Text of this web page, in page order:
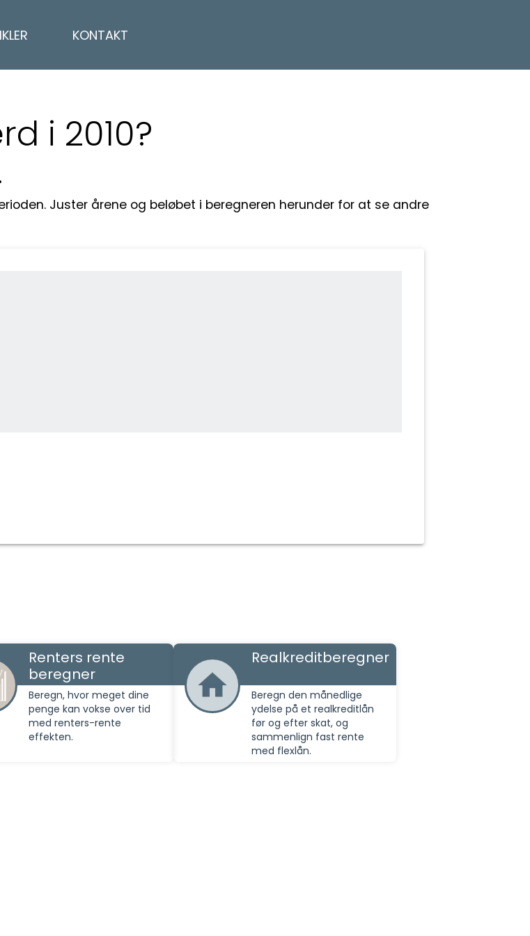
KONTAKT
i 2010?
Juster årene og beløbet i beregneren herunder for at se andre
Renters rente
beregner
Beregn, hvor meget dine
penge kan vokse over tid
med renters-rente
effekten.
Realkreditberegner
Beregn den månedlige
ydelse på et realkreditlån
før og efter skat, og
sammenlign fast rente
med flexlån.